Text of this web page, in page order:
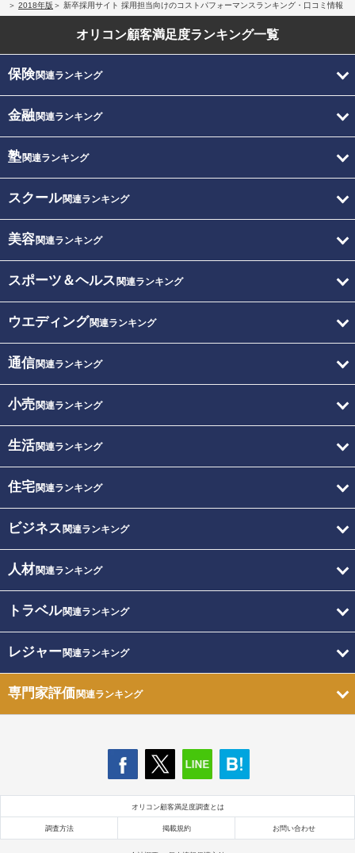
2018年版
新卒採用サイト 採用担当向けのコストパフォーマンスランキング・口コミ情報
オリコン顧客満足度ランキング一覧
保険関連ランキング
金融関連ランキング
塾関連ランキング
スクール関連ランキング
美容関連ランキング
スポーツ＆ヘルス 関連ランキング
ウエディング関連ランキング
通信関連ランキング
小売関連ランキング
生活関連ランキング
住宅関連ランキング
ビジネス 関連ランキング
人材関連ランキング
トラベル関連ランキング
レジャー関連ランキング
専門家評価関連ランキング
オリコン顧客満足度調査とは
調査方法 掲載規約 お問い合わせ